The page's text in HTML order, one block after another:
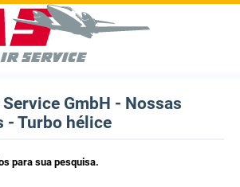
GmbH - Nossas
- Turbo hélice
para sua pesquisa.